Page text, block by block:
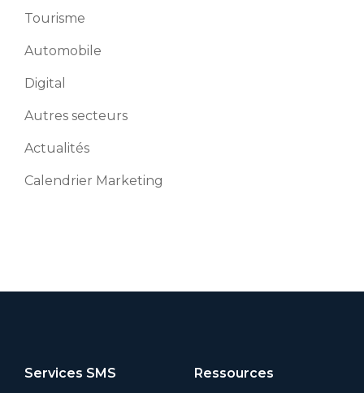
Tourisme
Automobile
Digital
Autres secteurs
Actualités
Calendrier Marketing
Services SMS Ressources